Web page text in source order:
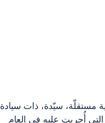
مستقلّة، سيّدة، ذات سيادة
أُجريت عليه في العام